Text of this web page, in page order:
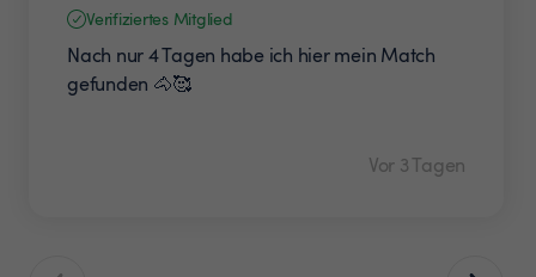
Verifiziertes Mitglied
Nach nur 4 Tagen habe ich hier mein Match
gefunden 🐴🥰
Vor 3 Tagen